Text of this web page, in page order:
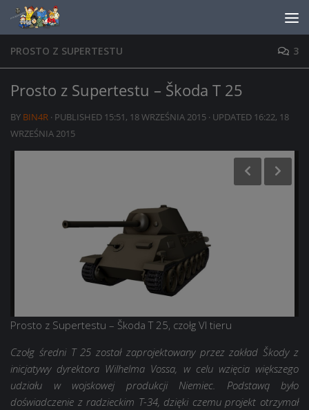
Skip to content
PROSTO Z SUPERTESTU 3
Prosto z Supertestu – Škoda T 25
BY BIN4R · PUBLISHED 15:51, 18 WRZEŚNIA 2015 · UPDATED 16:22, 18
WRZEŚNIA 2015
Prosto z Supertestu – Škoda T 25, czołg VI tieru
Czołg średni T 25 został zaprojektowany przez zakład Škody z
inicjatywy dyrektora Wilhelma Vossa, w celu wzięcia większego
udziału w wojskowej produkcji Niemiec. Podstawą było
doświadczenie z radzieckim T-34, dzięki czemu projekt otrzymał